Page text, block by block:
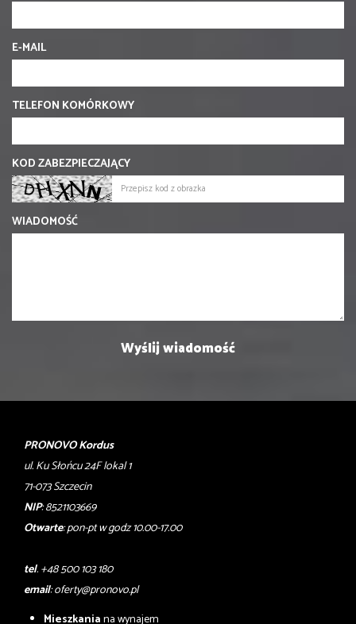
E-MAIL
TELEFON KOMÓRKOWY
KOD ZABEZPIECZAJĄCY
WIADOMOŚĆ
PRONOVO Kordus
ul. Ku Słońcu 24F lokal 1
71-073 Szczecin
NIP: 8521103669
Otwarte: pon-pt w godz 10.00-17.00
tel. +48 500 103 180
email:oferty@pronovo.pl
Mieszkaniana wynajem